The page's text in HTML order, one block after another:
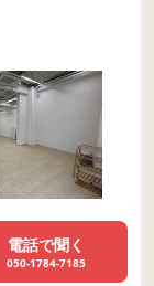
電話で聞く
050-1784-7185